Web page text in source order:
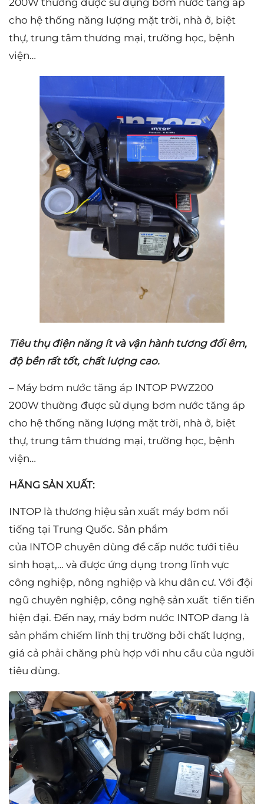
cho hệ thống năng lượng mặt trời, nhà ở, biệt
thự, trung tâm thương mại, trường học, bệnh
viện…
Tiêu thụ điện năng ít và vận hành tương đối êm,
độ bền rất tốt, chất lượng cao.
– Máy bơm nước tăng áp INTOP PWZ200
200W thường được sử dụng bơm nước tăng áp
cho hệ thống năng lượng mặt trời, nhà ở, biệt
thự, trung tâm thương mại, trường học, bệnh
viện…
HÃNG SẢN XUẤT:
INTOP là thương hiệu sản xuất máy bơm nổi
tiếng tại Trung Quốc. Sản phẩm
của INTOP chuyên dùng để cấp nước tưới tiêu
sinh hoạt,… và được ứng dụng trong lĩnh vực
công nghiệp, nông nghiệp và khu dân cư. Với đội
ngũ chuyên nghiệp, công nghệ sản xuất tiến tiến
hiện đại. Đến nay, máy bơm nước INTOP đang là
sản phẩm chiếm lĩnh thị trường bởi chất lượng,
giá cả phải chăng phù hợp với nhu cầu của người
tiêu dùng.